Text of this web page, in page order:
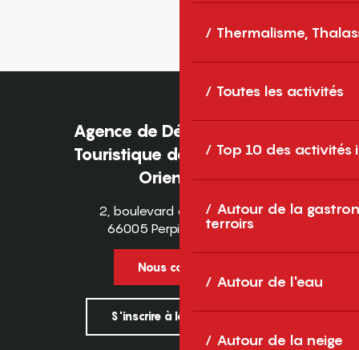
Thermalisme,
Toutes les activités
Top 10 des activités
Autour de la
terroirs
Autour de l'eau
Autour de la neige
Agence de Développement
Touristique des Pyrénées-
Orientales
2, boulevard des Pyrénées
66005 Perpignan Cedex
Nous contacter
S'inscrire à la newsletter